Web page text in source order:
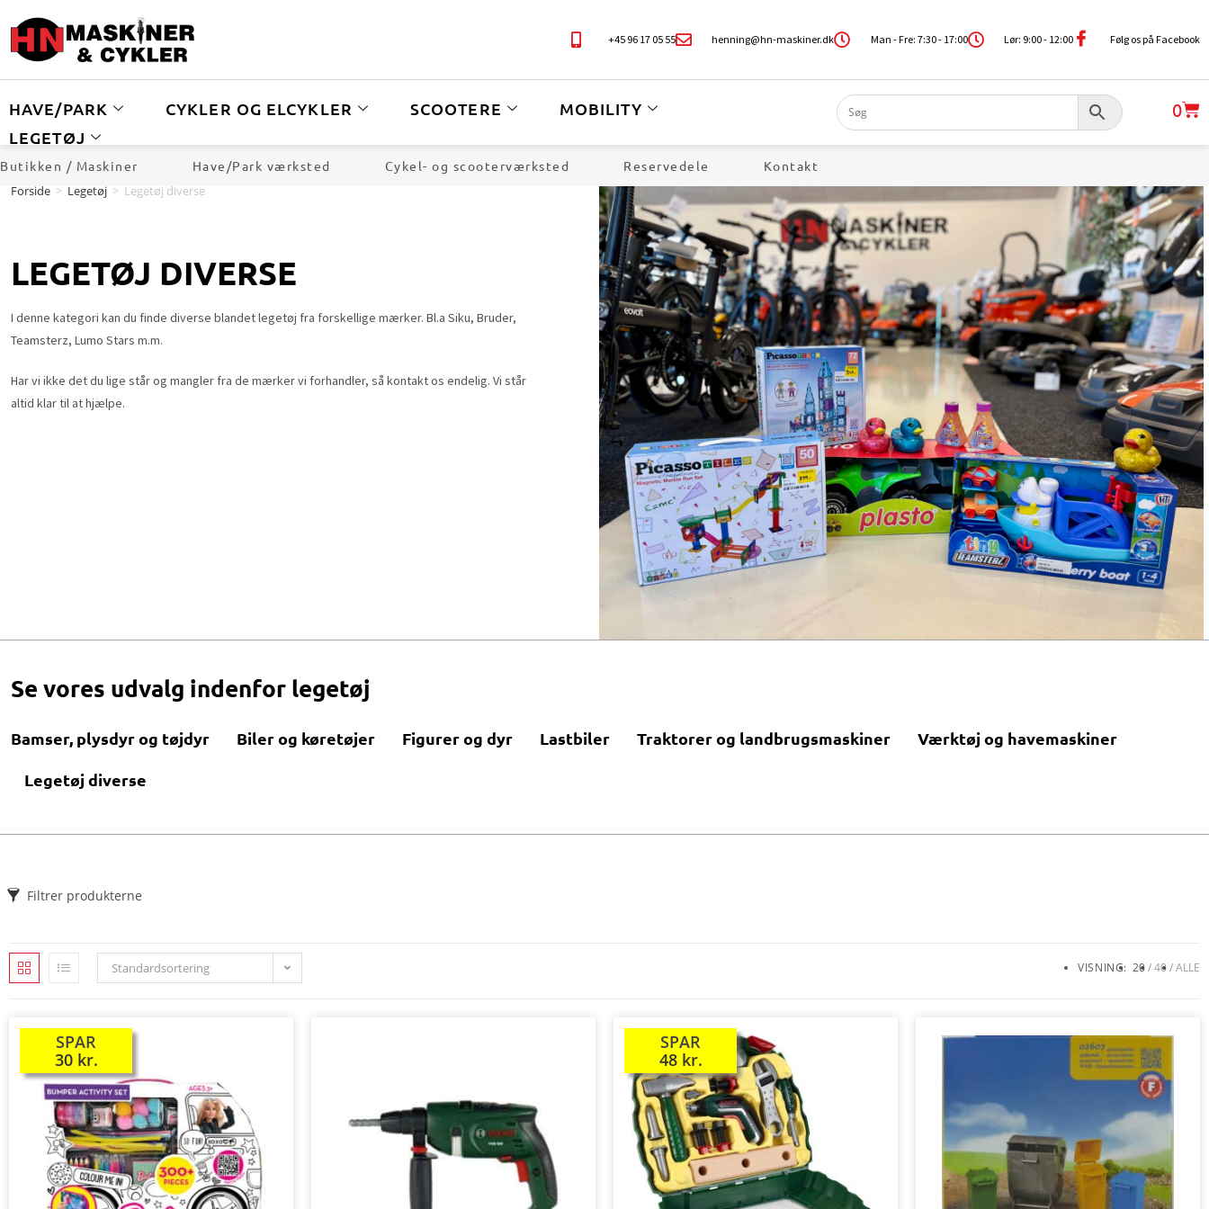
+45 96 17 05 55 henning@hn-maskiner.dk Man - Fre: 7:30 - 17:00 Lør: 9:00 - 12:00 Følg os på Facebook
HAVE/PARK CYKLER OG ELCYKLER SCOOTERE
MOBILITY
LEGETØJ
0
Butikken / Maskiner Have/Park værksted Cykel- og scooterværksted Reservedele
Kontakt
Forside > Legetøj > Legetøj diverse
LEGETØJ DIVERSE
I denne kategori kan du finde diverse blandet legetøj fra forskellige mærker. Bl.a Siku, Bruder,
Teamsterz, Lumo Stars m.m.
Har vi ikke det du lige står og mangler fra de mærker vi forhandler, så kontakt os endelig. Vi står
altid klar til at hjælpe.
Se vores udvalg indenfor legetøj
Bamser, plysdyr og tøjdyr Biler og køretøjer Figurer og dyr Lastbiler Traktorer og landbrugsmaskiner
Værktøj og havemaskiner
Legetøj diverse
Filtrer produkterne
Standardsortering VISNING: 20 40 ALLE
SPAR
30 kr.
TILBUD!
SPAR
48 kr.
TILBUD!